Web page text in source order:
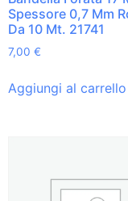
Spessore 0,7 Mm
Da 10 Mt. 21741
7,00 €
Aggiungi al carrello